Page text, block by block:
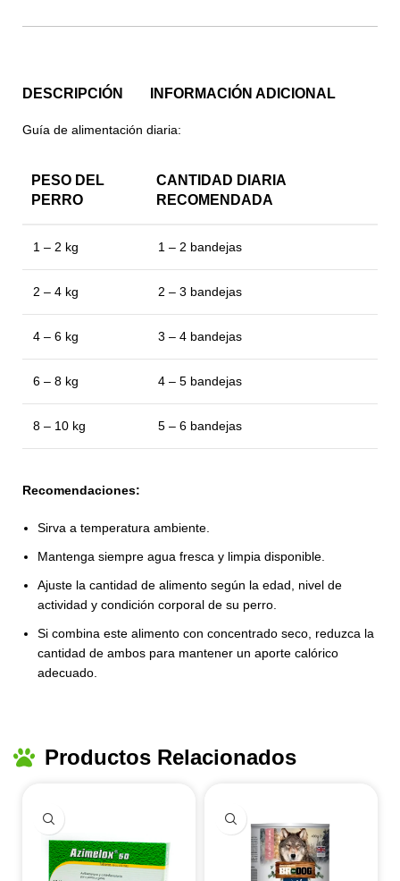
DESCRIPCIÓN INFORMACIÓN ADICIONAL
Guía de alimentación diaria:
PESO DEL
PERRO
CANTIDAD DIARIA
RECOMENDADA
1 – 2 kg 1 – 2 bandejas
2 – 4 kg 2 – 3 bandejas
4 – 6 kg 3 – 4 bandejas
6 – 8 kg 4 – 5 bandejas
8 – 10 kg 5 – 6 bandejas
Recomendaciones:
Sirva a temperatura ambiente.
Mantenga siempre agua fresca y limpia disponible.
Ajuste la cantidad de alimento según la edad, nivel de
actividad y condición corporal de su perro.
Si combina este alimento con concentrado seco, reduzca la
cantidad de ambos para mantener un aporte calórico
adecuado.
Productos Relacionados